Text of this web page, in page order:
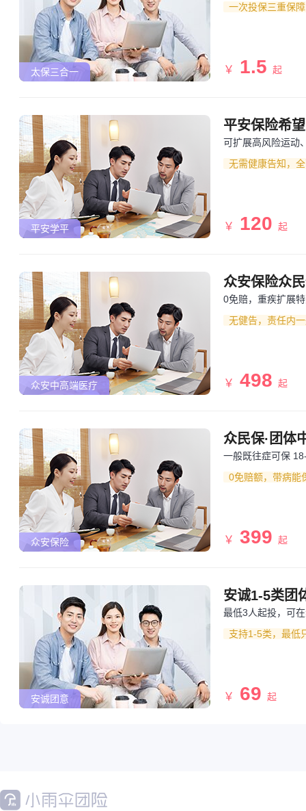
太保三合一
一次投保三重保
￥ 1.5 起
平安学平
平安保险希
可扩展高风险运动
无需健康告知，
￥ 120 起
众安中高端医疗
众安保险众
0免赔，重疾扩展
无健告，责任内
￥ 498 起
众安保险
众民保·团体
一般既往症可保
0免赔额，带病能
￥ 399 起
安诚团意
安诚1-5类团
最低3人起投，可
支持1-5类，最低
￥ 69 起